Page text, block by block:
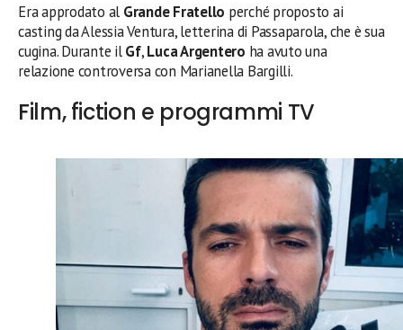
Era approdato al Grande Fratello perché proposto ai
casting da Alessia Ventura, letterina di Passaparola, che è sua
cugina. Durante ilGf,Luca Argentero ha avuto una
relazione controversa con Marianella Bargilli.
Film, fiction e programmi TV